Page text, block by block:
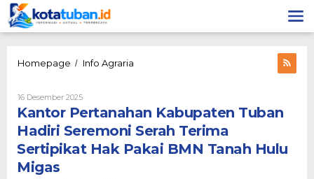
Lewati
ke
konten
Homepage / Info Agraria
Hadiri
Seremoni
Serah
Terima
16 Desember 2025Oleh
THK
Kantor Pertanahan Kabupaten Tuban
Hadiri Seremoni Serah Terima
Sertipikat Hak Pakai BMN Tanah Hulu
Migas